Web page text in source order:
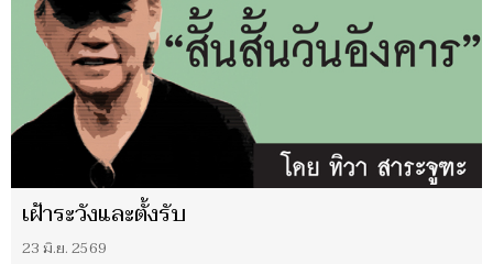
เฝ้าระวังและตั้งรับ
23 มิ.ย. 2569